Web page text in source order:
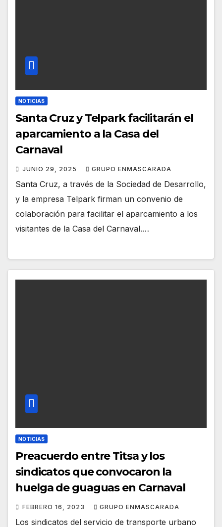
NOTICIAS
Santa Cruz y Telpark facilitarán el
aparcamiento a la Casa del
Carnaval
JUNIO 29, 2025 GRUPO ENMASCARADA
Santa Cruz, a través de la Sociedad de Desarrollo,
y la empresa Telpark firman un convenio de
colaboración para facilitar el aparcamiento a los
visitantes de la Casa del Carnaval.…
NOTICIAS
Preacuerdo entre Titsa y los
sindicatos que convocaron la
huelga de guaguas en Carnaval
FEBRERO 16, 2023 GRUPO ENMASCARADA
Los sindicatos del servicio de transporte urbano